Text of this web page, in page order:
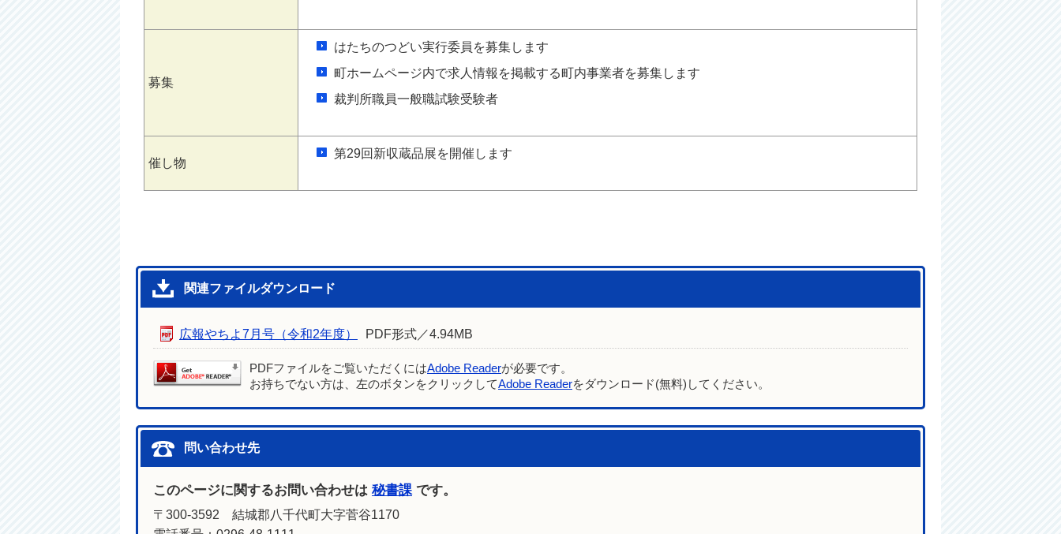
募集
はたちのつどい実行委員を募集します
町ホームページ内で求人情報を掲載する町内事業者を募集します
裁判所職員一般職試験受験者
催し物
第29回新収蔵品展を開催します
関連ファイルダウンロード
広報やちよ7月号（令和2年度） PDF形式／4.94MB
PDFファイルをご覧いただくにはAdobe Readerが必要です。
お持ちでない方は、左のボタンをクリックしてAdobe Readerをダウンロード(無料)してください。
問い合わせ先
このページに関するお問い合わせは 秘書課 です。
〒300-3592 結城郡八千代町大字菅谷1170